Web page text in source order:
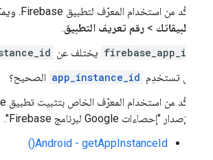
تأكَّد من استخدام المعرّف لتطبيق Firebase. ويمكن العثور على هذه القيمة في وحدة تحكُّم Firebase ضمن:
تطبيقاتك > رقم تعريف التطبيق.
firebase_app_id يختلف عن
هل تستخدِم app_instance_id الصحيح؟
بالإصدار "إحصاءات Google لبرنامج Firebase".
‫Android - getAppInstanceId()